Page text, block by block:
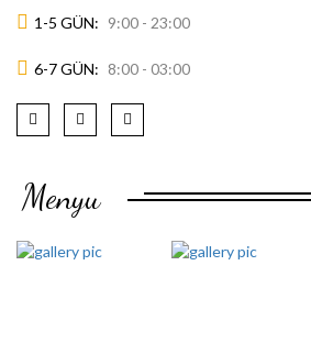
1-5 GÜN: 9:00 - 23:00
6-7 GÜN: 8:00 - 03:00
Menyu